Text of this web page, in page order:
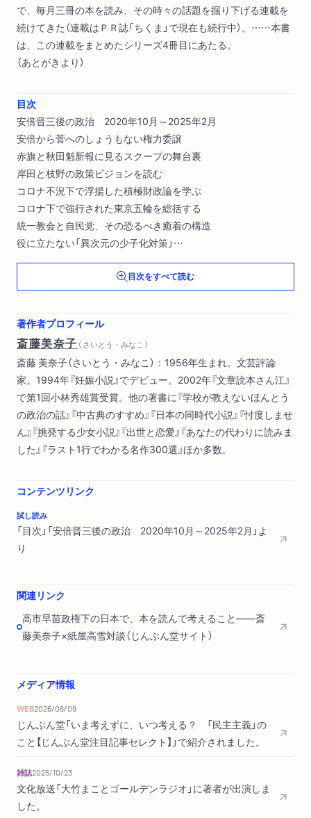
で、毎月三冊の本を読み、その時々の話題を掘り下げる連載を
続けてきた（連載はＰＲ誌「ちくま」で現在も続行中）。……本書
は、この連載をまとめたシリーズ4冊目にあたる。
（あとがきより）
目次
安倍晋三後の政治 2020年10月～2025年2月
安倍から菅へのしょうもない権力委譲
赤旗と秋田魁新報に見るスクープの舞台裏
岸田と枝野の政策ビジョンを読む
コロナ不況下で浮揚した積極財政論を学ぶ
コロナ下で強行された東京五輪を総括する
統一教会と自民党、その恐るべき癒着の構造
役に立たない「異次元の少子化対策」
自民党「裏金問題」を掘り直す
コロナ禍と災害 2021年7月～2025年4月
第五波の中で再び最新の「コロナ小説」を読む
発生二年。現場発の「コロナ戦記」でわかること
地方が舞台の「コロナ小説」を読む
コロナ明け後の「コロナ小説」は変わったか
あっと驚く、南海トラフ地震の欺瞞
災害対応に女性視点を生かすには
人権問題と差別の諸相 2020年8月～2025年1月
ブラック校則と子どもの人権
「宗教二世」を描いた小説から読み取れること
安倍銃撃事件から考える、ロスジェネと犯罪
多様性の時代の「アイヌ民族差別」とは
ここが問題。知らずにやってる年齢差別
MeToo時代の性と性暴力 2022年9月～2025年5月
ノーベル文学賞と妊娠中絶の隠れた関係
ジャニーズ事件で考えた、少年の性被害
ジャニーズ事件から学ぶ「ビジネスと人権」
松本人志事件に見る、芸能界と不同意性交
中居正広事件を生んだフジテレビの企業風土
エンタメの裏に社会あり 2020年12月～2024年10月
目次をすべて読む
著作者プロフィール
斎藤美奈子 （ さいとう・みなこ ）
斎藤 美奈子（さいとう・みなこ）：1956年生まれ。文芸評論
家。1994年『妊娠小説』でデビュー。2002年『文章読本さん江』
で第1回小林秀雄賞受賞。他の著書に『学校が教えないほんとう
の政治の話』『中古典のすすめ』『日本の同時代小説』『忖度しませ
ん』『挑発する少女小説』『出世と恋愛』『あなたの代わりに読みま
した』『ラスト1行でわかる名作300選』ほか多数。
コンテンツリンク
試し読み
「目次」「安倍晋三後の政治 2020年10月～2025年2月」よ
り
関連リンク
高市早苗政権下の日本で、本を読んで考えること――斎
藤美奈子×紙屋高雪対談（じんぶん堂サイト）
メディア情報
WEB2026/06/09
じんぶん堂「いま考えずに、いつ考える？ 「民主主義」の
こと【じんぶん堂注目記事セレクト】」で紹介されました。
雑誌2025/10/23
文化放送「大竹まことゴールデンラジオ」に著者が出演しま
した。